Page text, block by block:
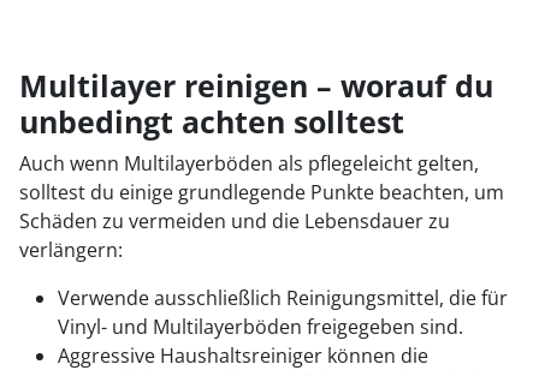
Multilayer reinigen – worauf du
unbedingt achten solltest
Auch wenn Multilayerböden als pflegeleicht gelten,
solltest du einige grundlegende Punkte beachten, um
Schäden zu vermeiden und die Lebensdauer zu
verlängern:
Verwende ausschließlich Reinigungsmittel, die für
Vinyl- und Multilayerböden freigegeben sind.
Aggressive Haushaltsreiniger können die